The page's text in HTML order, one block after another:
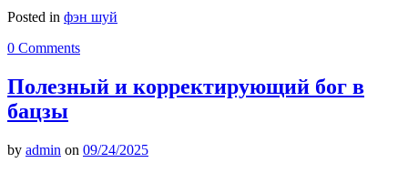
Posted in фэн шуй
0 Comments
Полезный и корректирующий бог в
бацзы
by admin on 09/24/2025